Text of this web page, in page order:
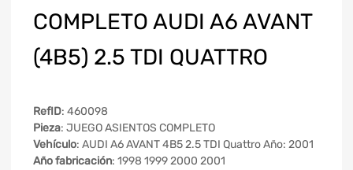
COMPLETO AUDI A6 AVANT
(4B5) 2.5 TDI QUATTRO
RefID: 460098
Pieza: JUEGO ASIENTOS COMPLETO
Vehículo: AUDI A6 AVANT 4B5 2.5 TDI Quattro Año: 2001
Año fabricación: 1998 1999 2000 2001